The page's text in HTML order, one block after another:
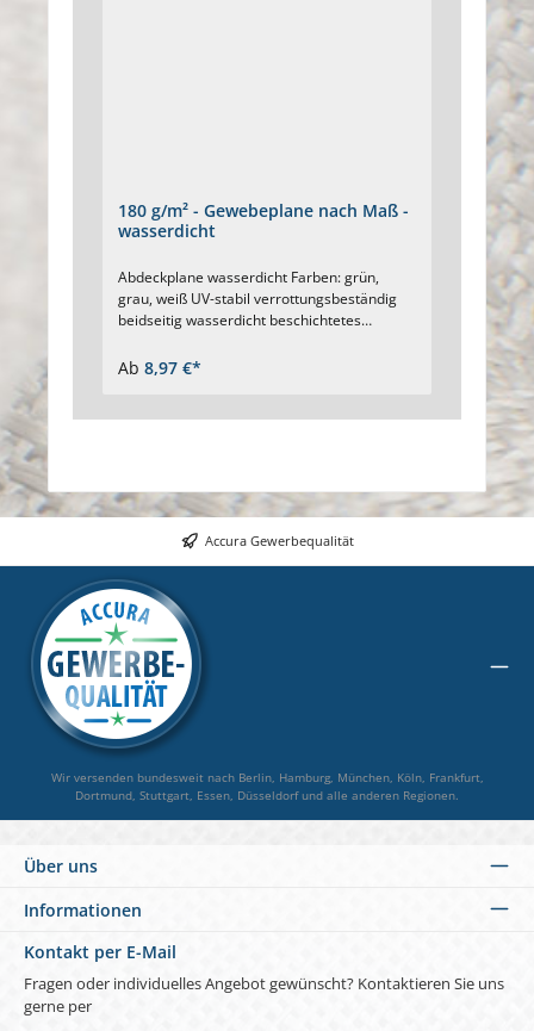
180 g/m² - Gewebeplane nach Maß -
wasserdicht
Abdeckplane wasserdicht Farben: grün,
grau, weiß UV-stabil verrottungsbeständig
beidseitig wasserdicht beschichtetes
Verstärkungsband im Saum integriert
15 m
Ab 8,97 €*
Accura Gewerbequalität
Wir versenden bundesweit nach Berlin, Hamburg, München, Köln, Frankfurt,
Dortmund, Stuttgart, Essen, Düsseldorf und alle anderen Regionen.
Über uns
Informationen
Kontakt per E-Mail
Fragen oder individuelles Angebot gewünscht? Kontaktieren Sie uns
gerne per